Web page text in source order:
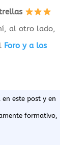
al otro lado,
Foro y a los
este post y en
formativo,